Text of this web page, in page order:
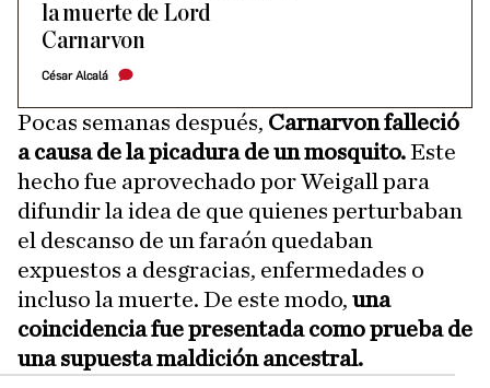
la muerte de Lord
Carnarvon
César Alcalá
Pocas semanas después, Carnarvon falleció
a causa de la picadura de un mosquito.Este
hecho fue aprovechado por Weigall para
difundir la idea de que quienes perturbaban
el descanso de un faraón quedaban
expuestos a desgracias, enfermedades o
incluso la muerte. De este modo, una
coincidencia fue presentada como prueba de
una supuesta maldición ancestral.